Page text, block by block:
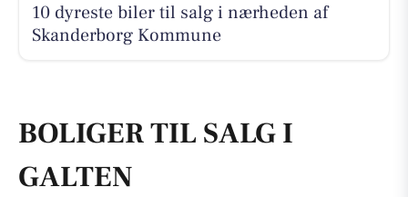
10 dyreste biler til salg i nærheden af
Skanderborg Kommune
BOLIGER TIL SALG I
GALTEN